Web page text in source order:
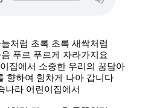
처럼 초록 초록 새싹처럼
푸르 푸르게 자라가지요
집에서 소중한 우리의 꿈담아
향하여 힘차게 나아 갑니다
나라 어린이집에서